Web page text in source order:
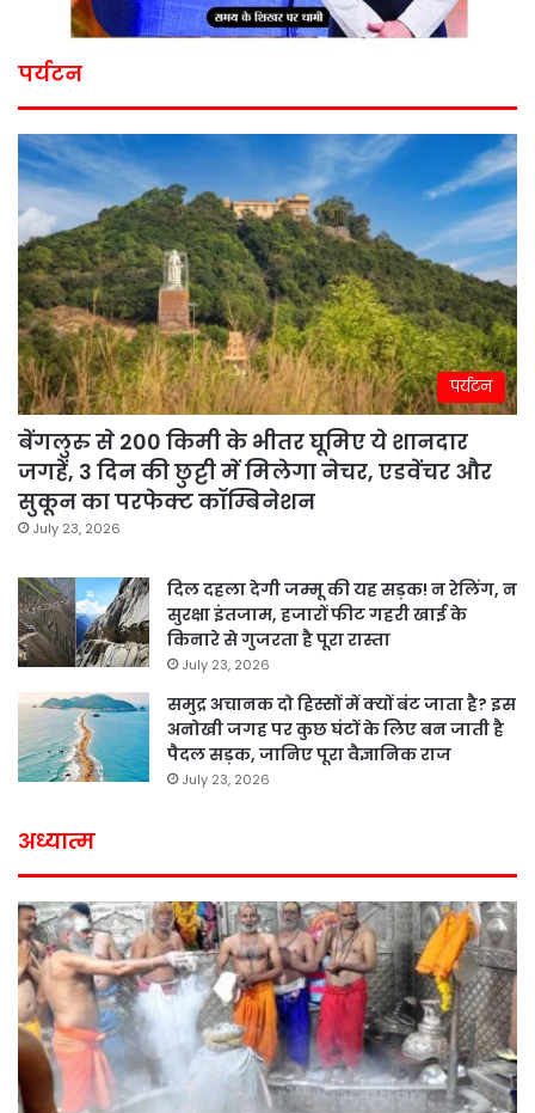
पर्यटन
पर्यटन
बेंगलुरु से 200 किमी के भीतर घूमिए ये शानदार
जगहें, 3 दिन की छुट्टी में मिलेगा नेचर, एडवेंचर और
सुकून का परफेक्ट कॉम्बिनेशन
July 23, 2026
दिल दहला देगी जम्मू की यह सड़क! न रेलिंग, न
सुरक्षा इंतजाम, हजारों फीट गहरी खाई के
किनारे से गुजरता है पूरा रास्ता
July 23, 2026
समुद्र अचानक दो हिस्सों में क्यों बंट जाता है? इस
अनोखी जगह पर कुछ घंटों के लिए बन जाती है
पैदल सड़क, जानिए पूरा वैज्ञानिक राज
July 23, 2026
अध्यात्म